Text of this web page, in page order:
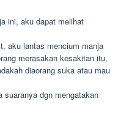
ini, aku dapat melihat
aku lantas mencium manja
merasakan kesakitan itu,
diaorang suka atau mau
suaranya dgn mengatakan